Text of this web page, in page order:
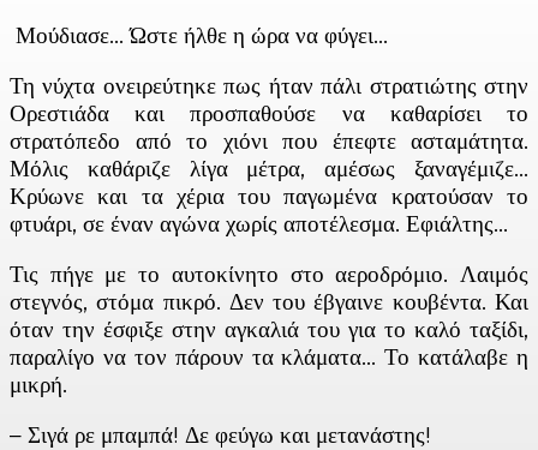
Μούδιασε… Ώστε ήλθε η ώρα να φύγει…
Τη νύχτα ονειρεύτηκε πως ήταν πάλι στρατιώτης στην
Ορεστιάδα και προσπαθούσε να καθαρίσει το
στρατόπεδο από το χιόνι που έπεφτε ασταμάτητα.
Μόλις καθάριζε λίγα μέτρα, αμέσως ξαναγέμιζε…
Κρύωνε και τα χέρια του παγωμένα κρατούσαν το
φτυάρι, σε έναν αγώνα χωρίς αποτέλεσμα. Εφιάλτης…
Τις πήγε με το αυτοκίνητο στο αεροδρόμιο. Λαιμός
στεγνός, στόμα πικρό. Δεν του έβγαινε κουβέντα. Και
όταν την έσφιξε στην αγκαλιά του για το καλό ταξίδι,
παραλίγο να τον πάρουν τα κλάματα… Το κατάλαβε η
μικρή.
– Σιγά ρε μπαμπά! Δε φεύγω και μετανάστης!